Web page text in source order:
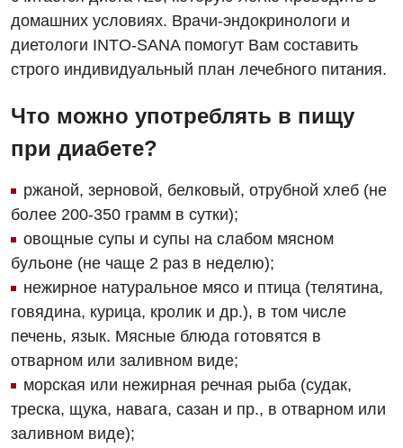
Отделение неотложных состояний
Офтальмологическое отделение
Проктология
Пульмонология
Ревматология
Сосудистая хирургия
Терапевтическое отделение
Терапия
Травматологическое отделение
домашних условиях. Врачи-эндокринологи и
диетологи INTO-SANA помогут Вам составить
строго индивидуальный план лечебного питания.
Что можно употреблять в пищу
при диабете?
ржаной, зерновой, белковый, отрубной хлеб (не
более 200-350 грамм в сутки);
овощные супы и супы на слабом мясном
бульоне (не чаще 2 раз в неделю);
нежирное натуральное мясо и птица (телятина,
говядина, курица, кролик и др.), в том числе
печень, язык. Мясные блюда готовятся в
отварном или заливном виде;
морская или нежирная речная рыба (судак,
треска, щука, навага, сазан и пр., в отварном или
заливном виде);